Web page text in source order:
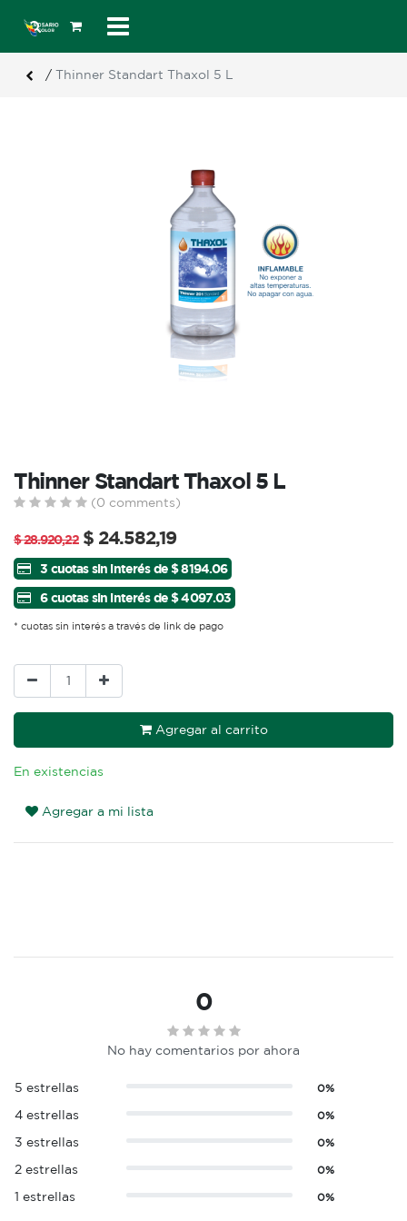
/ Thinner Standart Thaxol 5 L
Thinner Standart Thaxol 5 L
(0 comments)
$28.920,22 $ 24.582,19
3 cuotas sin interés de $ 8194.06
6 cuotas sin interés de $ 4097.03
* cuotas sin interés a través de link de pago
Agregar al carrito
En existencias
Agregar a mi lista
0
No hay comentarios por ahora
5 estrellas 0%
4 estrellas 0%
3 estrellas 0%
2 estrellas 0%
1 estrellas 0%